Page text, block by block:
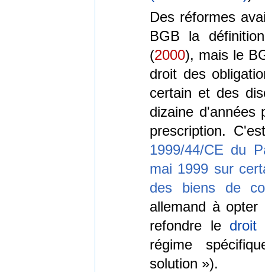
Des réformes
BGB la
(2000), mais le
droit des
certain et des
dizaine d'années
prescription.
1999/44/CE du
mai 1999 sur
des biens de
allemand à
refondre le droit
régime
solution »).